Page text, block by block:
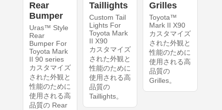
Rear
Bumper
Uras™ Style
Rear
Bumper For
Toyota Mark
II 90 series
カスタマイズ
された外観と
性能のために
使用される高
品質の Rear
Taillights
Custom Tail
Lights For
Toyota Mark
II X90
カスタマイズ
された外観と
性能のために
使用される高
品質の
Taillights。
Grilles
Toyota™
Mark II X90
カスタマイズ
された外観と
性能のために
使用される高
品質の
Grilles。